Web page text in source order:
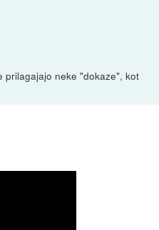
prilagajajo neke "dokaze", kot